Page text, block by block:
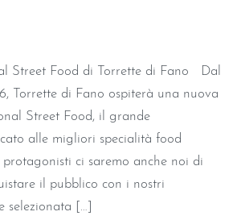
Street Food di Torrette di Fano Dal
Torrette di Fano ospiterà una nuova
Street Food, il grande
alle migliori specialità food
ci saremo anche noi di
il pubblico con i nostri
selezionata […]